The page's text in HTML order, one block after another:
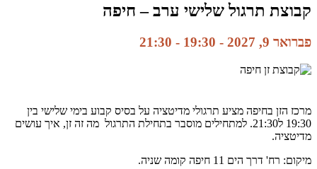
קבוצת תרגול שלישי ערב – חיפה
פברואר 9, 2027 - 19:30 -
21:30
מרכז הזן בחיפה מציע תרגולי מדיטציה על בסיס קבוע בימי שלישי בין
19:30 ל21:30. למתחילים מוסבר בתחילת התרגול מה זה זן, איך עושים
מדיטציה.
מיקום: רח' דרך הים 11 חיפה קומה שניה.